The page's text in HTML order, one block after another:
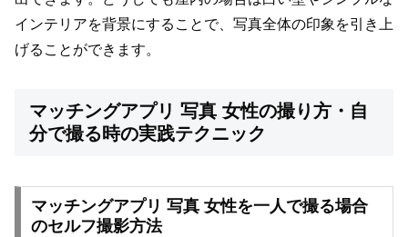
インテリアを背景にすることで、写真全体の印象を引き上
げることができます。
マッチングアプリ 写真 女性の撮り方・自
分で撮る時の実践テクニック
マッチングアプリ 写真 女性を一人で撮る場合
のセルフ撮影方法